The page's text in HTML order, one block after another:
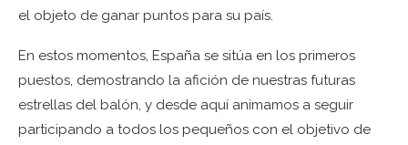
el objeto de ganar puntos para su país.
En estos momentos, España se sitúa en los primeros
puestos, demostrando la afición de nuestras futuras
estrellas del balón, y desde aquí animamos a seguir
participando a todos los pequeños con el objetivo de